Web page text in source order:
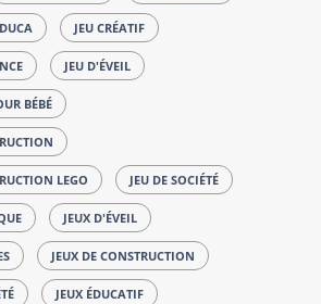
JEU CRÉATIF
JEU D'ÉVEIL
BÉBÉ
LEGO JEU DE SOCIÉTÉ
JEUX D'ÉVEIL
JEUX DE CONSTRUCTION
JEUX ÉDUCATIF